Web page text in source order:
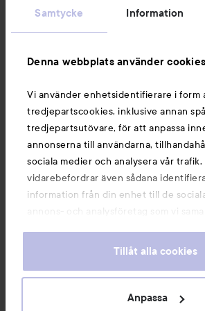
Samtycke Information
Denna webbplats använder cookies
Vi använder enhetsidentifierare i form
tredjepartscookies, inklusive annan
tredjepartsutövare, för att anpassa
annonserna till användarna,
sociala medier och analysera vår trafik.
vidarebefordrar även sådana
information från din enhet till de
annons- och analysföretag som vi
information som du har tillhandahållit
våra cookies vid fortsatt användande
För information om hur du kan ändra
Tillåt alla cookies
Anpassa
Du kanske också gillar